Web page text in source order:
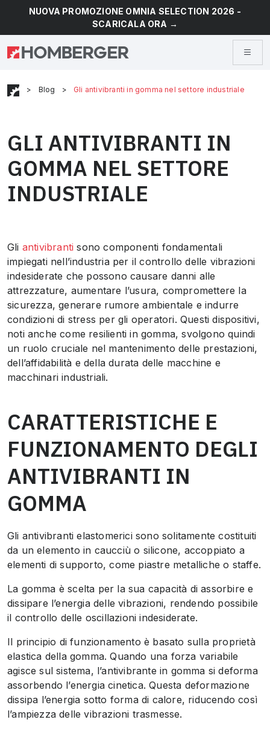
NUOVA PROMOZIONE OMNIA SELECTION 2026 -
SCARICALA ORA →
> Blog > Gli antivibranti in gomma nel settore industriale
GLI ANTIVIBRANTI IN
GOMMA NEL SETTORE
INDUSTRIALE
Gli antivibranti sono componenti fondamentali
impiegati nell’industria per il controllo delle vibrazioni
indesiderate che possono causare danni alle
attrezzature, aumentare l’usura, compromettere la
sicurezza, generare rumore ambientale e indurre
condizioni di stress per gli operatori. Questi dispositivi,
noti anche come resilienti in gomma, svolgono quindi
un ruolo cruciale nel mantenimento delle prestazioni,
dell’affidabilità e della durata delle macchine e
macchinari industriali.
CARATTERISTICHE E
FUNZIONAMENTO DEGLI
ANTIVIBRANTI IN
GOMMA
Gli antivibranti elastomerici sono solitamente costituiti
da un elemento in caucciù o silicone, accoppiato a
elementi di supporto, come piastre metalliche o staffe.
La gomma è scelta per la sua capacità di assorbire e
dissipare l’energia delle vibrazioni, rendendo possibile
il controllo delle oscillazioni indesiderate.
Il principio di funzionamento è basato sulla proprietà
elastica della gomma. Quando una forza variabile
agisce sul sistema, l’antivibrante in gomma si deforma
assorbendo l’energia cinetica. Questa deformazione
dissipa l’energia sotto forma di calore, riducendo così
l’ampiezza delle vibrazioni trasmesse.